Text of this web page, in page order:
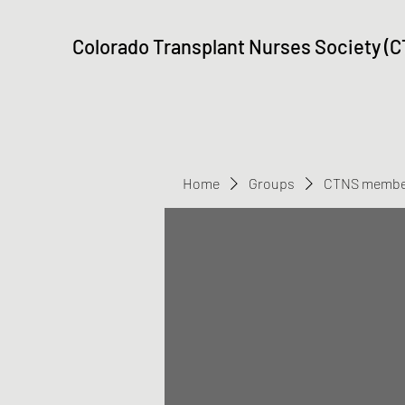
Colorado Transplant Nurses Society
Home Groups CTNS